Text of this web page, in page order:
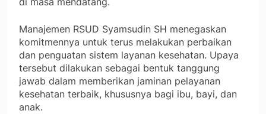
Manajemen RSUD Syamsudin SH menegaskan
komitmennya untuk terus melakukan perbaikan
dan penguatan sistem layanan kesehatan. Upaya
tersebut dilakukan sebagai bentuk tanggung
jawab dalam memberikan jaminan pelayanan
kesehatan terbaik, khususnya bagi ibu, bayi, dan
anak.